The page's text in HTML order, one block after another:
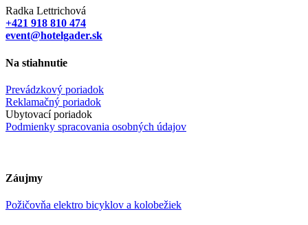
Radka Lettrichová
+421 918 810 474
event@hotelgader.sk
Na stiahnutie
Prevádzkový poriadok
Reklamačný poriadok
Ubytovací poriadok
Podmienky spracovania osobných údajov
Záujmy
Požičovňa elektro bicyklov a kolobežiek